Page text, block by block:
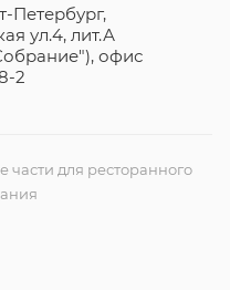
Петербург,
ул.4, лит.А
офис
2
части для ресторанного